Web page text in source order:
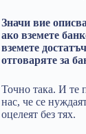
Значи вие
ако вземете
вземете
отговаряте за
Точно така. И те
нас, че се
оцелеят без тях.